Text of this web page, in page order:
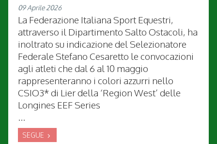
09 Aprile 2026
La Federazione Italiana Sport Equestri,
attraverso il Dipartimento Salto Ostacoli, ha
inoltrato su indicazione del Selezionatore
Federale Stefano Cesaretto le convocazioni
agli atleti che dal 6 al 10 maggio
rappresenteranno i colori azzurri nello
CSIO3* di Lier della ‘Region West’ delle
Longines EEF Series
...
SEGUE